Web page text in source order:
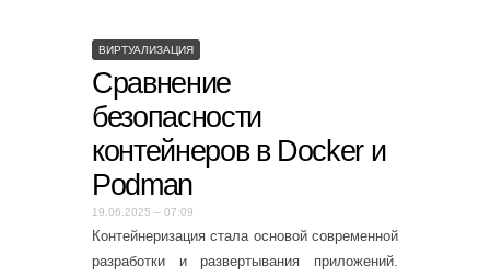
ВИРТУАЛИЗАЦИЯ
Сравнение
безопасности
контейнеров в Docker и
Podman
19.06.2025 – 07:09
Контейнеризация стала основой современной
разработки и развертывания приложений.